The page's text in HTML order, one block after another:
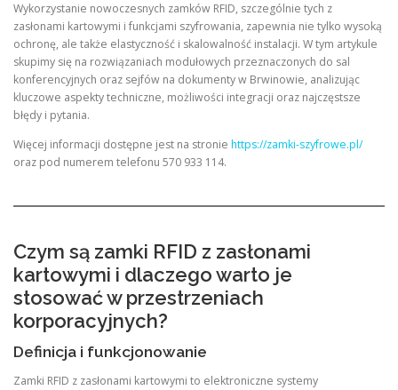
Wykorzystanie nowoczesnych zamków RFID, szczególnie tych z
zasłonami kartowymi i funkcjami szyfrowania, zapewnia nie tylko wysoką
ochronę, ale także elastyczność i skalowalność instalacji. W tym artykule
skupimy się na rozwiązaniach modułowych przeznaczonych do sal
konferencyjnych oraz sejfów na dokumenty w Brwinowie, analizując
kluczowe aspekty techniczne, możliwości integracji oraz najczęstsze
błędy i pytania.
Więcej informacji dostępne jest na stronie https://zamki-szyfrowe.pl/
oraz pod numerem telefonu 570 933 114.
Czym są zamki RFID z zasłonami
kartowymi i dlaczego warto je
stosować w przestrzeniach
korporacyjnych?
Definicja i funkcjonowanie
Zamki RFID z zasłonami kartowymi to elektroniczne systemy